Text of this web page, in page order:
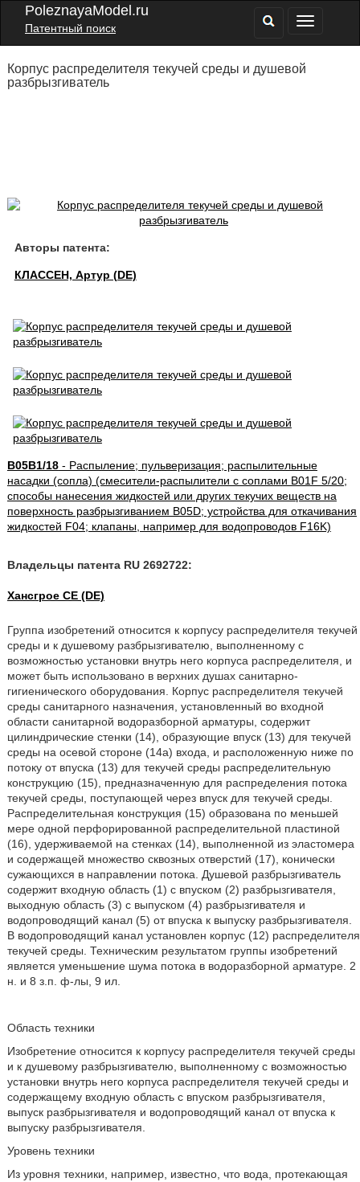
PoleznayaModel.ru
Патентный поиск
Корпус распределителя текучей среды и душевой
разбрызгиватель
Авторы патента:
КЛАССЕН, Артур (DE)
B05B1/18- Распыление; пульверизация; распылительные
насадки (сопла) (смесители-распылители с соплами B01F 5/20;
способы нанесения жидкостей или других текучих веществ на
поверхность разбрызгиванием B05D; устройства для откачивания
жидкостей F04; клапаны, например для водопроводов F16K)
Владельцы патента RU 2692722:
Хансгрое СЕ (DE)
Группа изобретений относится к корпусу распределителя текучей
среды и к душевому разбрызгивателю, выполненному с
возможностью установки внутрь него корпуса распределителя, и
может быть использовано в верхних душах санитарно-
гигиенического оборудования. Корпус распределителя текучей
среды санитарного назначения, установленный во входной
области санитарной водоразборной арматуры, содержит
цилиндрические стенки (14), образующие впуск (13) для текучей
среды на осевой стороне (14а) входа, и расположенную ниже по
потоку от впуска (13) для текучей среды распределительную
конструкцию (15), предназначенную для распределения потока
текучей среды, поступающей через впуск для текучей среды.
Распределительная конструкция (15) образована по меньшей
мере одной перфорированной распределительной пластиной
(16), удерживаемой на стенках (14), выполненной из эластомера
и содержащей множество сквозных отверстий (17), конически
сужающихся в направлении потока. Душевой разбрызгиватель
содержит входную область (1) с впуском (2) разбрызгивателя,
выходную область (3) с выпуском (4) разбрызгивателя и
водопроводящий канал (5) от впуска к выпуску разбрызгивателя.
В водопроводящий канал установлен корпус (12) распределителя
текучей среды. Техническим результатом группы изобретений
является уменьшение шума потока в водоразборной арматуре. 2
н. и 8 з.п. ф-лы, 9 ил.
Область техники
Изобретение относится к корпусу распределителя текучей среды
и к душевому разбрызгивателю, выполненному с возможностью
установки внутрь него корпуса распределителя текучей среды и
содержащему входную область с впуском разбрызгивателя,
выпуск разбрызгивателя и водопроводящий канал от впуска к
выпуску разбрызгивателя.
Уровень техники
Из уровня техники, например, известно, что вода, протекающая